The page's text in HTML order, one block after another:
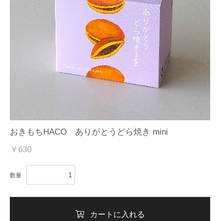
おきもちHACO ありがとうどら焼き mini
￥630
数量
カートに入れる
カートへ進む